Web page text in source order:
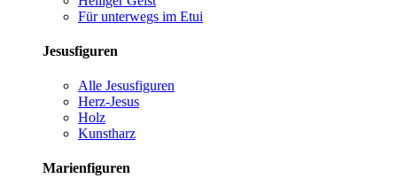
Für unterwegs im Etui
Jesusfiguren
Alle Jesusfiguren
Herz-Jesus
Holz
Kunstharz
Marienfiguren